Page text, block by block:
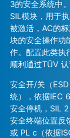
3的安全系统中
SIL模块，用于
被激活，AC的
块的安全操作功
作。配置此类执
顺利通过TÜV
安全开/关（
统），依据IEC
安全停机，SIL
安全终端位置反
或 PL c（依据